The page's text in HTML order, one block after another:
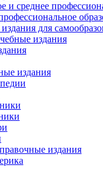
и среднее
для
издания
издания
издания